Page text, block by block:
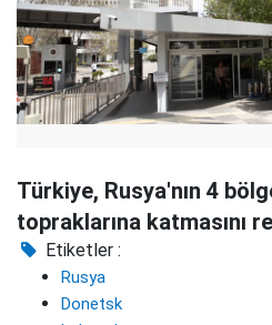
Türkiye, Rusya'nın 4
topraklarına katmasını
Etiketler :
Rusya
Donetsk